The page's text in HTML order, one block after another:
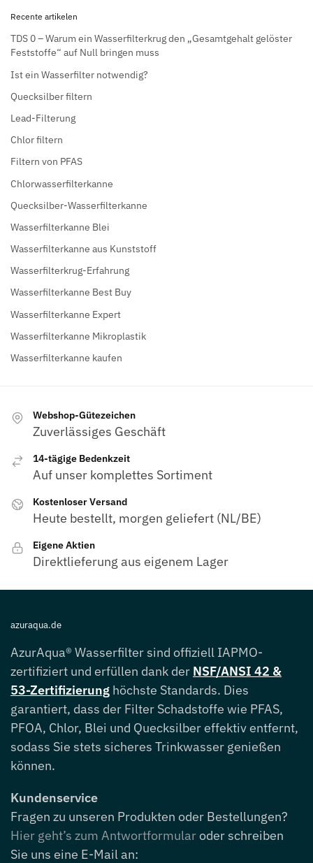
Recente artikelen
TDS 0 – Warum ein Wasserfilterkrug den „Gesamtgehalt gelöster
Feststoffe“ auf Null bringen muss
Ist ein Wasserfilter notwendig?
Quecksilber filtern
Lead-Filterung
Chlor filtern
Filtern von PFAS
Chlorwasserfilterkanne
Quecksilber-Wasserfilterkanne
Wasserfilterkanne Blei
Wasserfilterkanne aus Kunststoff
Wasserfilterkrug-Erfahrung
Wasserfilterkanne Best Buy
Wasserfilterkanne Expert
Wasserfilterkanne Mikroplastik
Wasserfilterkanne kaufen
Webshop-Gütezeichen
Zuverlässiges Geschäft
14-tägige Bedenkzeit
Auf unser komplettes Sortiment
Kostenloser Versand
Heute bestellt, morgen geliefert (NL/BE)
Eigene Aktien
Direktlieferung aus eigenem Lager
azuraqua.de
AzurAqua® Wasserfilter sind offiziell IAPMO-
zertifiziert und erfüllen dank der NSF/ANSI 42 &
53-Zertifizierung höchste Standards. Dies
garantiert, dass der Filter Schadstoffe wie PFAS,
PFOA, Chlor, Blei und Quecksilber effektiv entfernt,
sodass Sie stets sicheres Trinkwasser genießen
können.
Kundenservice
Fragen zu unseren Produkten oder Bestellungen?
Hier geht’s zum Antwortformularoder schreiben
Sie uns eine E-Mail an: